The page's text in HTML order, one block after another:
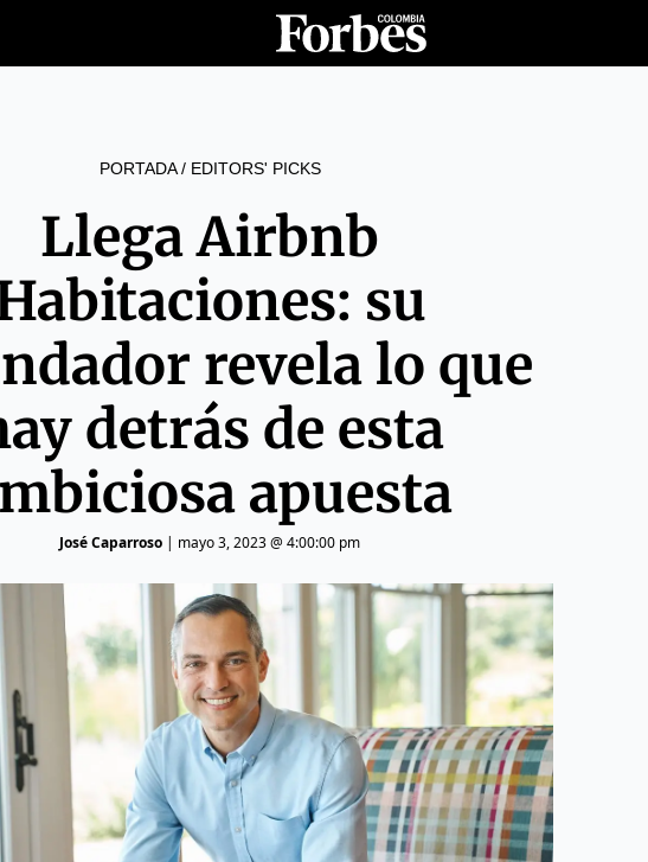
PORTADA/ EDITORS' PICKS
Llega Airbnb
su
revela lo que
detrás de esta
apuesta
José Caparroso | mayo 3, 2023 @ 4:00:00 pm